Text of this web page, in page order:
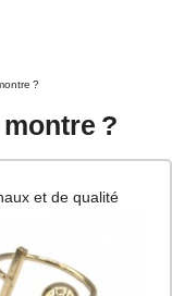
?
?
et de qualité